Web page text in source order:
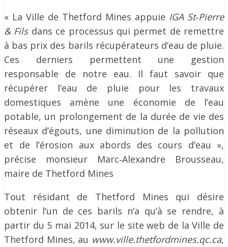
« La Ville de Thetford Mines appuie IGA St‐Pierre
& Fils dans ce processus qui permet de remettre
à bas prix des barils récupérateurs d’eau de pluie.
Ces derniers permettent une gestion
responsable de notre eau. Il faut savoir que
récupérer l’eau de pluie pour les travaux
domestiques amène une économie de l’eau
potable, un prolongement de la durée de vie des
réseaux d’égouts, une diminution de la pollution
et de l’érosion aux abords des cours d’eau »,
précise monsieur Marc‐Alexandre Brousseau,
maire de Thetford Mines
Tout résidant de Thetford Mines qui désire
obtenir l’un de ces barils n’a qu’à se rendre, à
partir du 5 mai 2014, sur le site web de la Ville de
Thetford Mines, au www.ville.thetfordmines.qc.ca,